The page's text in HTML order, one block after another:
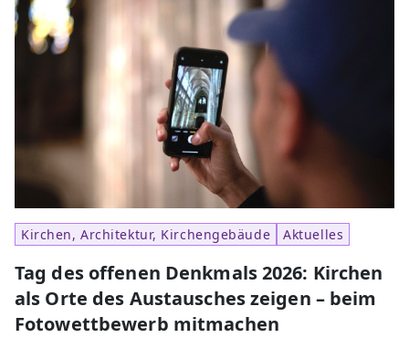
Kirchen, Architektur, Kirchengebäude Aktuelles
Tag des offenen Denkmals 2026: Kirchen
als Orte des Austausches zeigen – beim
Fotowettbewerb mitmachen